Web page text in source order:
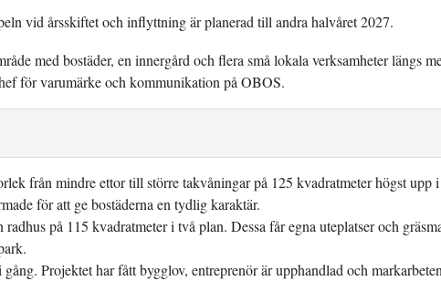
vid årsskiftet och inflyttning är planerad till andra halvåret 2027.
med bostäder, en innergård och flera små lokala verksamheter längs
för varumärke och kommunikation på OBOS.
från mindre ettor till större takvåningar på 125 kvadratmeter högst upp
för att ge bostäderna en tydlig karaktär.
radhus på 115 kvadratmeter i två plan. Dessa får egna uteplatser och
Projektet har fått bygglov, entreprenör är upphandlad och